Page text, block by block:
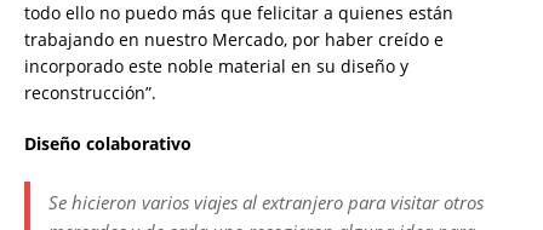
todo ello no puedo más que felicitar a quienes están
trabajando en nuestro Mercado, por haber creído e
incorporado este noble material en su diseño y
reconstrucción”.
Diseño colaborativo
Se hicieron varios viajes al extranjero para visitar otros